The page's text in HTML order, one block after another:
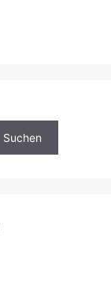
Suchen